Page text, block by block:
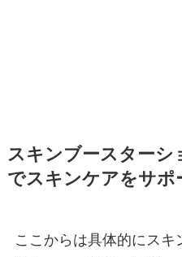
スキンブースターシ
でスキンケアをサポ
ここからは具体的にス